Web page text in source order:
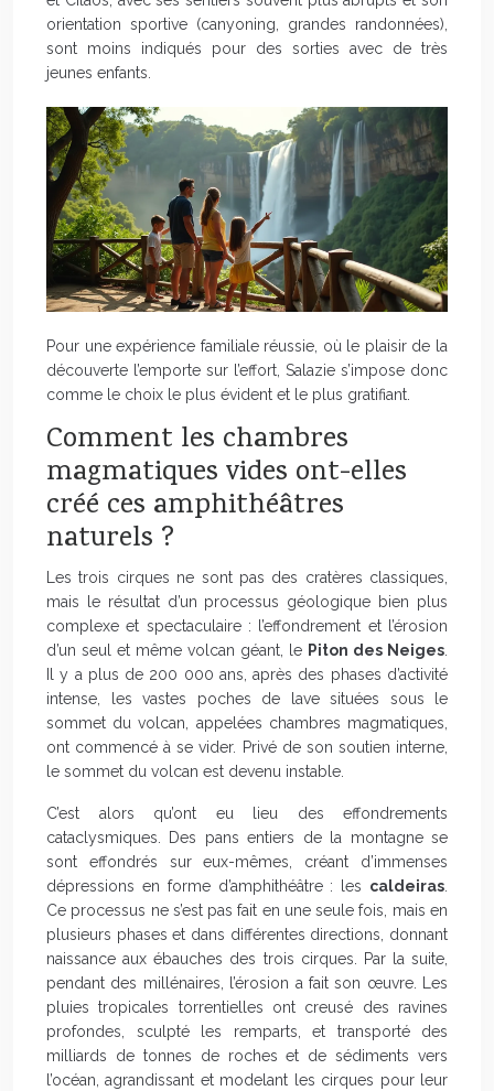
orientation sportive (canyoning, grandes randonnées),
sont moins indiqués pour des sorties avec de très
jeunes enfants.
Pour une expérience familiale réussie, où le plaisir de la
découverte l’emporte sur l’effort, Salazie s’impose donc
comme le choix le plus évident et le plus gratifiant.
Comment les chambres
magmatiques vides ont-elles
créé ces amphithéâtres
naturels ?
Les trois cirques ne sont pas des cratères classiques,
mais le résultat d’un processus géologique bien plus
complexe et spectaculaire : l’effondrement et l’érosion
d’un seul et même volcan géant, le Piton des Neiges.
Il y a plus de 200 000 ans, après des phases d’activité
intense, les vastes poches de lave situées sous le
sommet du volcan, appelées chambres magmatiques,
ont commencé à se vider. Privé de son soutien interne,
le sommet du volcan est devenu instable.
C’est alors qu’ont eu lieu des effondrements
cataclysmiques. Des pans entiers de la montagne se
sont effondrés sur eux-mêmes, créant d’immenses
dépressions en forme d’amphithéâtre : les caldeiras.
Ce processus ne s’est pas fait en une seule fois, mais en
plusieurs phases et dans différentes directions, donnant
naissance aux ébauches des trois cirques. Par la suite,
pendant des millénaires, l’érosion a fait son œuvre. Les
pluies tropicales torrentielles ont creusé des ravines
profondes, sculpté les remparts, et transporté des
milliards de tonnes de roches et de sédiments vers
l’océan, agrandissant et modelant les cirques pour leur